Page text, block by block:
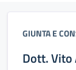
GIUNTA E
Dott. Vito